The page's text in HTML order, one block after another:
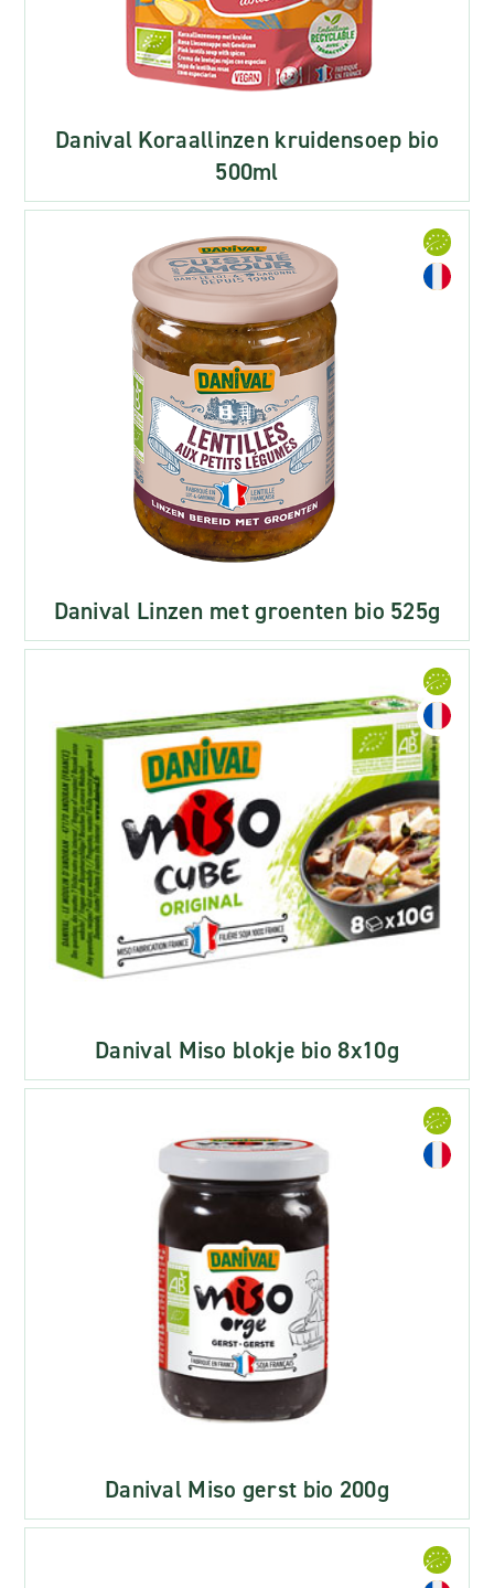
Danival Koraallinzen kruidensoep bio
500ml
Danival Linzen met groenten bio 525g
Danival Miso blokje bio 8x10g
Danival Miso gerst bio 200g